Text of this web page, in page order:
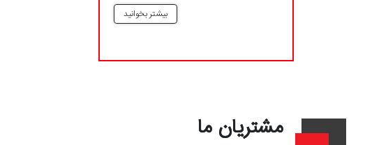
بیشتر بخوانید
مشتریان ما